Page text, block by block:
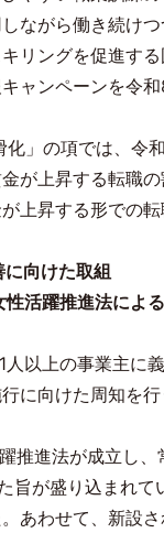
ながら働き続け
リングを促進す
ャンペーンを令和
化」の項では、令和
が上昇する転職
上昇する形での
向けた取組
活躍推進法によ
人以上の事業主に
に向けた周知を行
推進法が成立し
旨が盛り込まれて
あわせて、新設